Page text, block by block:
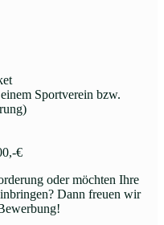
Sportverein bzw.
€
oder möchten Ihre
Dann freuen wir